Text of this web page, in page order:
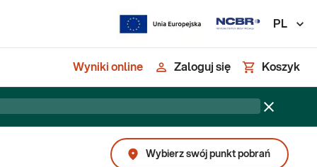
PL
Wyniki online Zaloguj się Koszyk
Wybierz swój punkt pobrań